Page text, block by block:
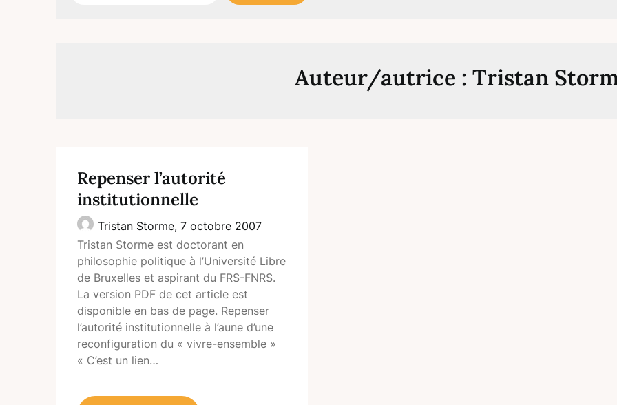
Auteur/autrice : Tristan
Repenser l’autorité
institutionnelle
Tristan Storme, 7 octobre 2007
Tristan Storme est doctorant en
philosophie politique à l’Université Libre
de Bruxelles et aspirant du FRS-FNRS.
La version PDF de cet article est
disponible en bas de page. Repenser
l’autorité institutionnelle à l’aune d’une
reconfiguration du « vivre-ensemble »
« C’est un lien…